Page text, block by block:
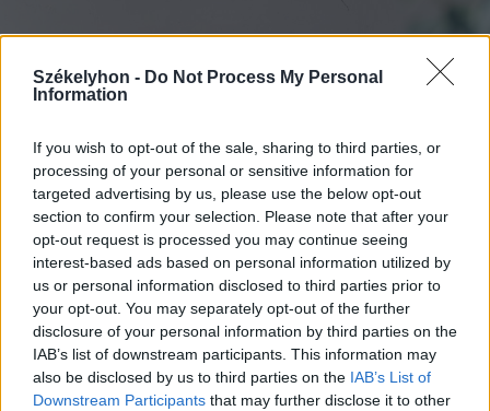
Székelyhon - Do Not Process My Personal
Information
If you wish to opt-out of the sale, sharing to third parties, or
processing of your personal or sensitive information for
targeted advertising by us, please use the below opt-out
section to confirm your selection. Please note that after your
opt-out request is processed you may continue seeing
interest-based ads based on personal information utilized by
us or personal information disclosed to third parties prior to
your opt-out. You may separately opt-out of the further
disclosure of your personal information by third parties on the
IAB’s list of downstream participants. This information may
also be disclosed by us to third parties on the IAB’s List of
Downstream Participants that may further disclose it to other
2026. július 14., kedd
Sepsiszentgyörgyön is le kell
cserélni az utcanévtáblákat